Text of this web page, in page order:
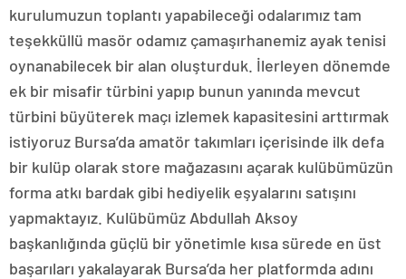
kurulumuzun toplantı yapabileceği odalarımız tam
teşekküllü masör odamız çamaşırhanemiz ayak tenisi
oynanabilecek bir alan oluşturduk. İlerleyen dönemde
ek bir misafir türbini yapıp bunun yanında mevcut
türbini büyüterek maçı izlemek kapasitesini arttırmak
istiyoruz Bursa’da amatör takımları içerisinde ilk defa
bir kulüp olarak store mağazasını açarak kulübümüzün
forma atkı bardak gibi hediyelik eşyalarını satışını
yapmaktayız. Kulübümüz Abdullah Aksoy
başkanlığında güçlü bir yönetimle kısa sürede en üst
başarıları yakalayarak Bursa’da her platformda adını